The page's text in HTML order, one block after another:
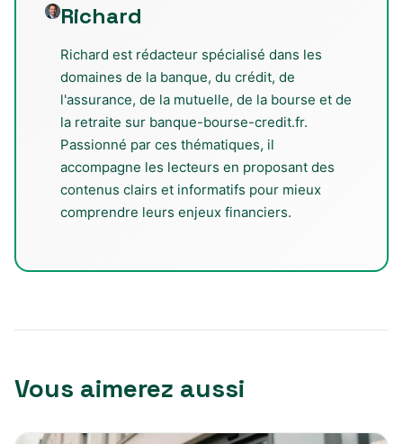
Richard
Richard est rédacteur spécialisé dans les
domaines de la banque, du crédit, de
l'assurance, de la mutuelle, de la bourse et de
la retraite sur banque-bourse-credit.fr.
Passionné par ces thématiques, il
accompagne les lecteurs en proposant des
contenus clairs et informatifs pour mieux
comprendre leurs enjeux financiers.
Vous aimerez aussi